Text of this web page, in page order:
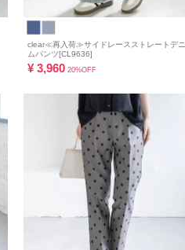
clear≪再入荷≫サイドレースストレートデニ
ムパンツ[CL9636]
¥ 3,960 20%OFF